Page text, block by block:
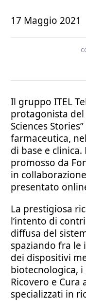
17 Maggio 2021
Il gruppo ITEL
protagonista del
Sciences
farmaceutica,
di base e clinica.
promosso da
in
presentato
La prestigiosa
l’intento di
diffusa del
spaziando fra le
dei dispositivi
biotecnologica,
Ricovero e Cura
specializzati in